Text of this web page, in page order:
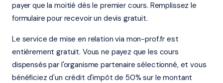
payer que la moitié dès le premier cours. Remplissez le
formulaire pour recevoir un devis gratuit.
Le service de mise en relation via mon-prof.fr est
entièrement gratuit. Vous ne payez que les cours
dispensés par l'organisme partenaire sélectionné, et vous
bénéficiez d'un crédit d'impôt de 50% sur le montant